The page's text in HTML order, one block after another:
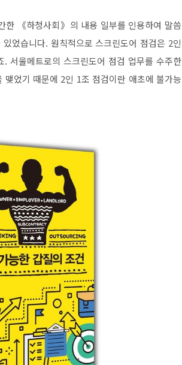
한 《하청사회》의 내용 일부를 인용하여 말씀
었습니다. 원칙적으로 스크린도어 점검은 2인
서울메트로의 스크린도어 점검 업무를 수주한
었기 때문에 2인 1조 점검이란 애초에 불가능